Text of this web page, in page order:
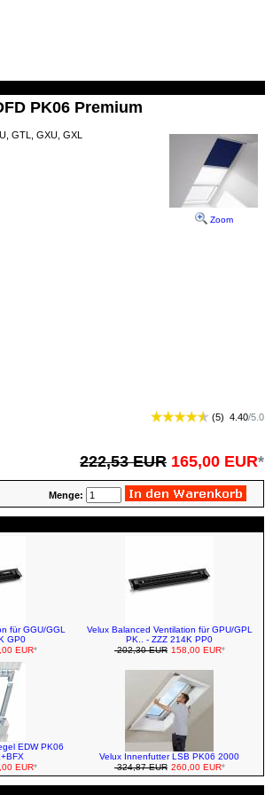
PK06 Premium
Zoom
GTL, GXU, GXL
(5) 4.40/5.0
222,53 EUR 165,00 EUR*
Menge:
für GGU/GGL
GP0
EUR*
Velux Balanced Ventilation für GPU/GPL
PK.. - ZZZ 214K PP0
202,30 EUR 158,00 EUR*
EDW PK06
EUR*
Velux Innenfutter LSB PK06 2000
324,87 EUR 260,00 EUR*